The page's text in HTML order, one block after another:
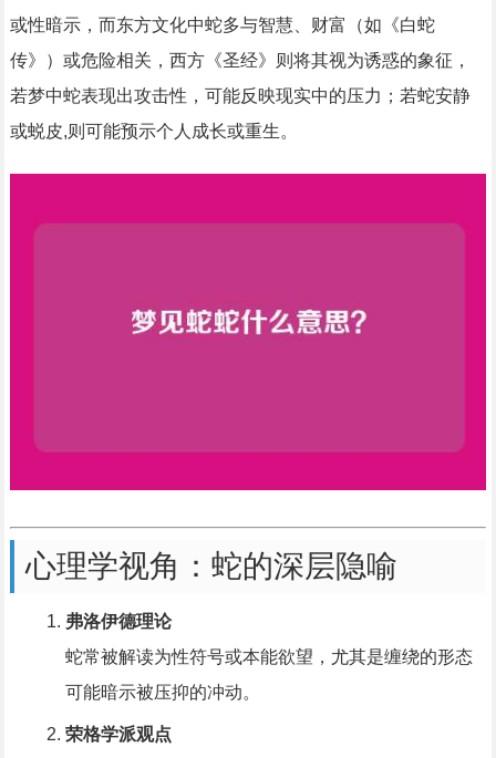
或性暗示，而东方文化中蛇多与智慧、财富（如《白蛇
传》）或危险相关，西方《圣经》则将其视为诱惑的象征，
若梦中蛇表现出攻击性，可能反映现实中的压力；若蛇安静
或蜕皮,则可能预示个人成长或重生。
心理学视角：蛇的深层隐喻
弗洛伊德理论
蛇常被解读为性符号或本能欲望，尤其是缠绕的形态
可能暗示被压抑的冲动。
荣格学派观点